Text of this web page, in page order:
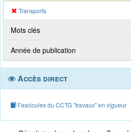
Transports
Mots clés
Année de publication
Accès direct
Fascicules du CCTG "travaux" en vigueur